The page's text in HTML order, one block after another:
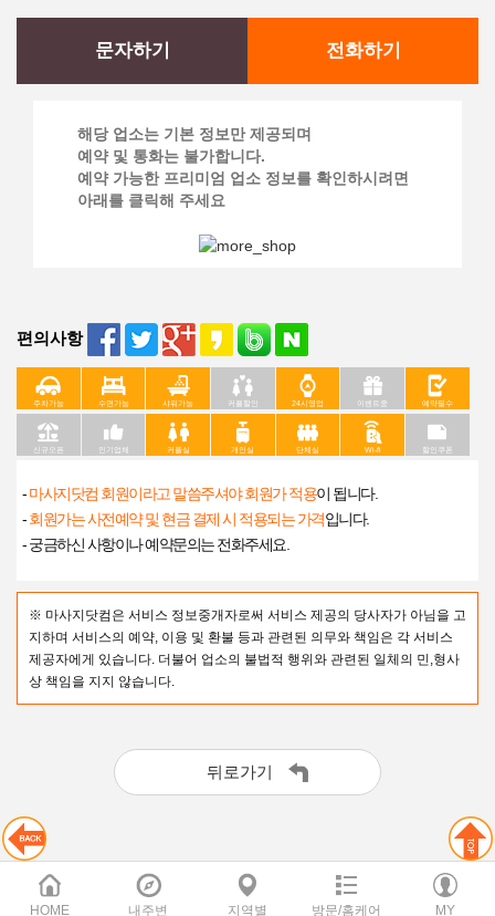
문자하기 전화하기
해당 업소는 기본 정보만 제공되며
예약 및 통화는 불가합니다.
예약 가능한 프리미엄 업소 정보를 확인하시려면
아래를 클릭해 주세요
편의사항
주차가능 수면가능 샤워가능 커플할인 24시영업 이벤트중 예약필수
신규오픈 인기업체 커플실 개인실 단체실 Wi-fi 할인쿠폰
-마사지닷컴 회원이라고 말씀주셔야 회원가 적용이 됩니다.
-회원가는 사전예약 및 현금 결제 시 적용되는 가격입니다.
- 궁금하신 사항이나 예약문의는 전화주세요.
※ 마사지닷컴은 서비스 정보중개자로써 서비스 제공의 당사자가 아님을 고
지하며 서비스의 예약, 이용 및 환불 등과 관련된 의무와 책임은 각 서비스
제공자에게 있습니다. 더불어 업소의 불법적 행위와 관련된 일체의 민,형사
상 책임을 지지 않습니다.
뒤로가기
HOME 내주변 지역별 방문/홈케어 MY